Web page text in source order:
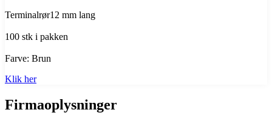
Terminalrør12 mm lang
100 stk i pakken
Farve: Brun
Klik her
Firmaoplysninger